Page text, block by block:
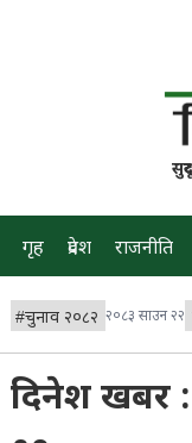
गृह प्रदेश राजनीति
#चुनाव २०८२ २०८३ साउन २२
दिनेश खबर :